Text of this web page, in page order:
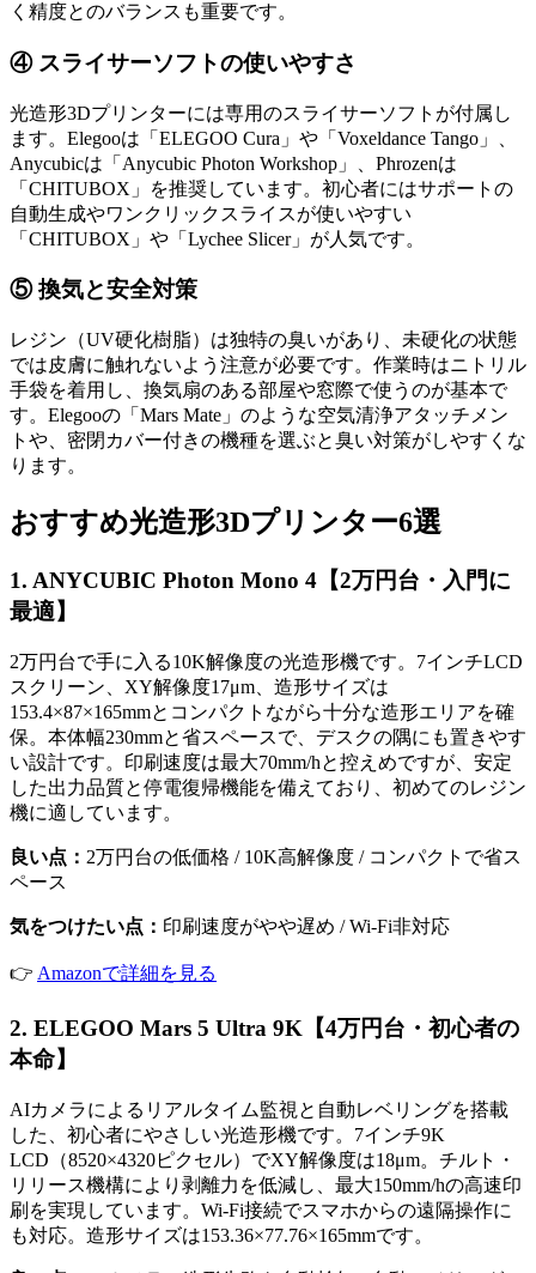
く精度とのバランスも重要です。
④ スライサーソフトの使いやすさ
光造形3Dプリンターには専用のスライサーソフトが付属し
ます。Elegooは「ELEGOO Cura」や「Voxeldance Tango」、
Anycubicは「Anycubic Photon Workshop」、Phrozenは
「CHITUBOX」を推奨しています。初心者にはサポートの
自動生成やワンクリックスライスが使いやすい
「CHITUBOX」や「Lychee Slicer」が人気です。
⑤ 換気と安全対策
レジン（UV硬化樹脂）は独特の臭いがあり、未硬化の状態
では皮膚に触れないよう注意が必要です。作業時はニトリル
手袋を着用し、換気扇のある部屋や窓際で使うのが基本で
す。Elegooの「Mars Mate」のような空気清浄アタッチメン
トや、密閉カバー付きの機種を選ぶと臭い対策がしやすくな
ります。
おすすめ光造形3Dプリンター6選
1. ANYCUBIC Photon Mono 4【2万円台・入門に
最適】
2万円台で手に入る10K解像度の光造形機です。7インチLCD
スクリーン、XY解像度17μm、造形サイズは
153.4×87×165mmとコンパクトながら十分な造形エリアを確
保。本体幅230mmと省スペースで、デスクの隅にも置きやす
い設計です。印刷速度は最大70mm/hと控えめですが、安定
した出力品質と停電復帰機能を備えており、初めてのレジン
機に適しています。
良い点： 2万円台の低価格 / 10K高解像度 / コンパクトで省ス
ペース
気をつけたい点： 印刷速度がやや遅め / Wi-Fi非対応
👉 Amazonで詳細を見る
2. ELEGOO Mars 5 Ultra 9K【4万円台・初心者の
本命】
AIカメラによるリアルタイム監視と自動レベリングを搭載
した、初心者にやさしい光造形機です。7インチ9K
LCD（8520×4320ピクセル）でXY解像度は18μm。チルト・
リリース機構により剥離力を低減し、最大150mm/hの高速印
刷を実現しています。Wi-Fi接続でスマホからの遠隔操作に
も対応。造形サイズは153.36×77.76×165mmです。